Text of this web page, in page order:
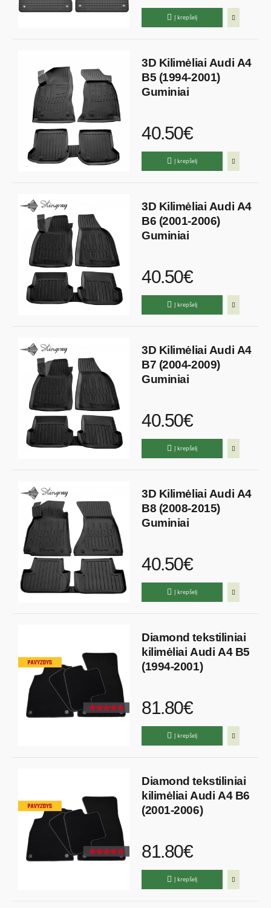
Į krepšelį
3D Kilimėliai Audi A4
B5 (1994-2001)
Guminiai
40.50€
Į krepšelį
3D Kilimėliai Audi A4
B6 (2001-2006)
Guminiai
40.50€
Į krepšelį
3D Kilimėliai Audi A4
B7 (2004-2009)
Guminiai
40.50€
Į krepšelį
3D Kilimėliai Audi A4
B8 (2008-2015)
Guminiai
40.50€
Į krepšelį
Diamond tekstiliniai
kilimėliai Audi A4 B5
(1994-2001)
81.80€
Į krepšelį
Diamond tekstiliniai
kilimėliai Audi A4 B6
(2001-2006)
81.80€
Į krepšelį